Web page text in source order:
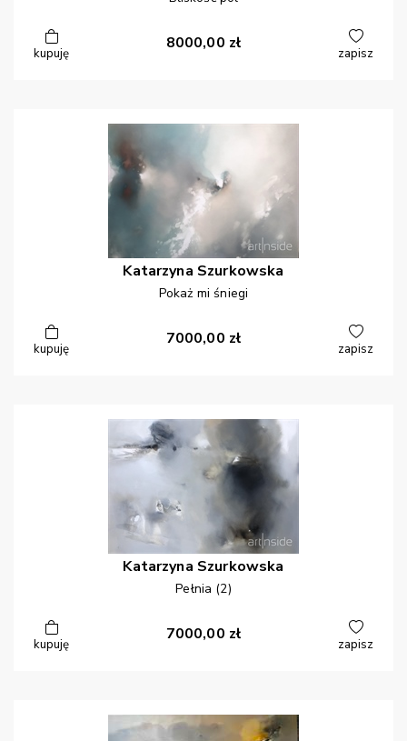
kupuję
8000,00 zł
zapisz
Katarzyna Szurkowska
Pokaż mi śniegi
kupuję
7000,00 zł
zapisz
Katarzyna Szurkowska
Pełnia (2)
kupuję
7000,00 zł
zapisz